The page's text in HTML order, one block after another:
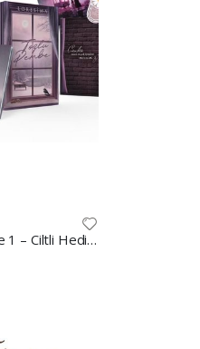
Tozlu Pembe 1 – Ciltli Hediyeli Kutu